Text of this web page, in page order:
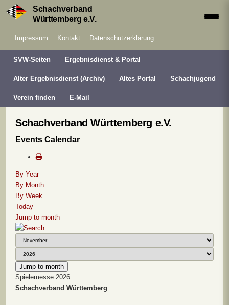
Schachverband
Württemberg e.V.
Impressum Kontakt Datenschutzerklärung
SVW-Seiten Ergebnisdienst & Portal
Alter Ergebnisdienst (Archiv) Altes Portal Schachjugend
Verein finden E-Mail
Schachverband Württemberg e.V.
Events Calendar
By Year
By Month
By Week
Today
Jump to month
Jump to month
Spielemesse 2026
Schachverband Württemberg